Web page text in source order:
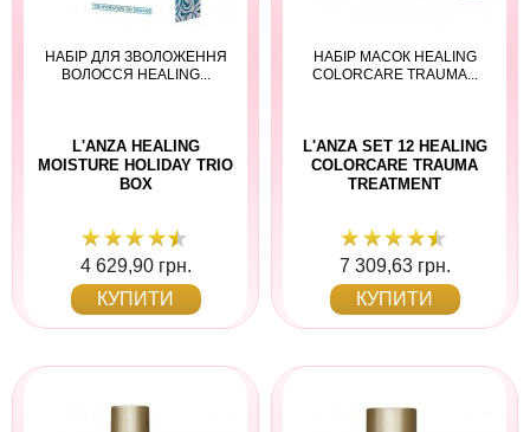
НАБІР ДЛЯ ЗВОЛОЖЕННЯ
ВОЛОССЯ HEALING...
L'ANZA HEALING
MOISTURE HOLIDAY TRIO
BOX
4 629,90 грн.
КУПИТИ
НАБІР МАСОК HEALING
COLORCARE TRAUMA...
L'ANZA SET 12 HEALING
COLORCARE TRAUMA
TREATMENT
7 309,63 грн.
КУПИТИ